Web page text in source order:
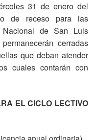
31 de enero del
de receso para las
de San Luis
cerradas
que deban atender
cuales contarán con
EL CICLO LECTIVO